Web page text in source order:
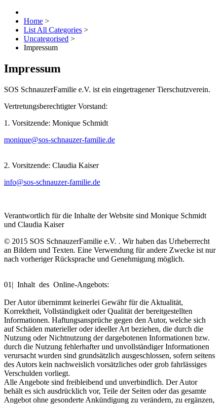
Home >
List All Categories >
Uncategorised >
Impressum
Impressum
SOS SchnauzerFamilie e.V. ist ein eingetragener Tierschutzverein.
Vertretungsberechtigter Vorstand:
1. Vorsitzende: Monique Schmidt
monique@sos-schnauzer-familie.de
2. Vorsitzende: Claudia Kaiser
info@sos-schnauzer-familie.de
Verantwortlich für die Inhalte der Website sind Monique Schmidt
und Claudia Kaiser
© 2015 SOS SchnauzerFamilie e.V. . Wir haben das Urheberrecht
an Bildern und Texten. Eine Verwendung für andere Zwecke ist nur
nach vorheriger Rücksprache und Genehmigung möglich.
01| Inhalt des Online-Angebots:
Der Autor übernimmt keinerlei Gewähr für die Aktualität,
Korrektheit, Vollständigkeit oder Qualität der bereitgestellten
Informationen. Haftungsansprüche gegen den Autor, welche sich
auf Schäden materieller oder ideeller Art beziehen, die durch die
Nutzung oder Nichtnutzung der dargebotenen Informationen bzw.
durch die Nutzung fehlerhafter und unvollständiger Informationen
verursacht wurden sind grundsätzlich ausgeschlossen, sofern seitens
des Autors kein nachweislich vorsätzliches oder grob fahrlässiges
Verschulden vorliegt.
Alle Angebote sind freibleibend und unverbindlich. Der Autor
behält es sich ausdrücklich vor, Teile der Seiten oder das gesamte
Angebot ohne gesonderte Ankündigung zu verändern, zu ergänzen,